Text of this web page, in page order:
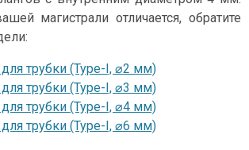
магистрали отличается, обратите
трубки (Type-I, ⌀2 мм)
трубки (Type-I, ⌀3 мм)
трубки (Type-I, ⌀4 мм)
трубки (Type-I, ⌀6 мм)